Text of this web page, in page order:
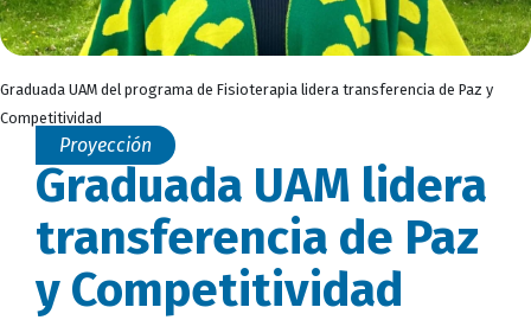
Graduada UAM del programa de Fisioterapia lidera transferencia de Paz y
Competitividad
Proyección
Graduada UAM lidera
transferencia de Paz
y Competitividad